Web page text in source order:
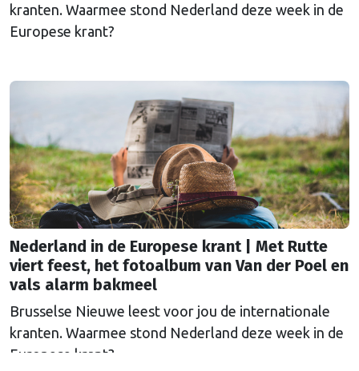
kranten. Waarmee stond Nederland deze week in de
Europese krant?
Nederland in de Europese krant | Met Rutte
viert feest, het fotoalbum van Van der Poel en
vals alarm bakmeel
Brusselse Nieuwe leest voor jou de internationale
kranten. Waarmee stond Nederland deze week in de
Europese krant?